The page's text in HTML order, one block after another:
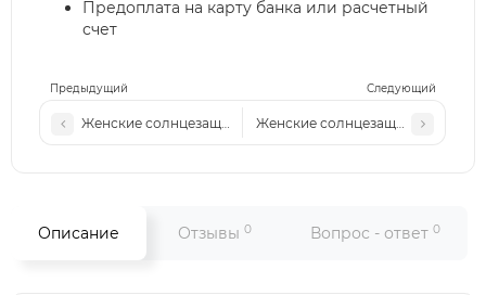
Предыдущий Следующий
Женские солнцезащитные очки VR 8231 c2
Женские солнцезащитные очки
Предоплата на карту банка или расчетный
счет
Описание Отзывы 0 Вопрос - ответ 0